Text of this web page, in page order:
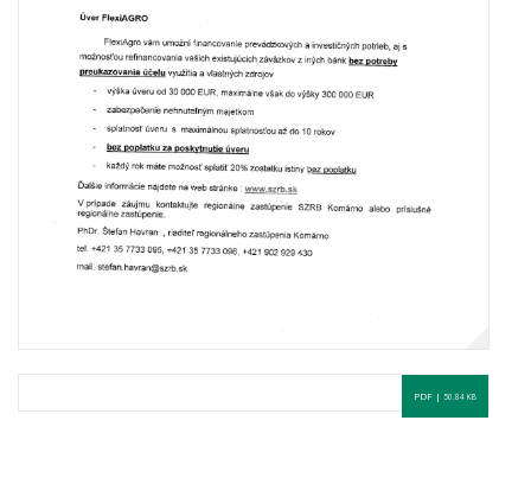
PDF | 50.84 KB